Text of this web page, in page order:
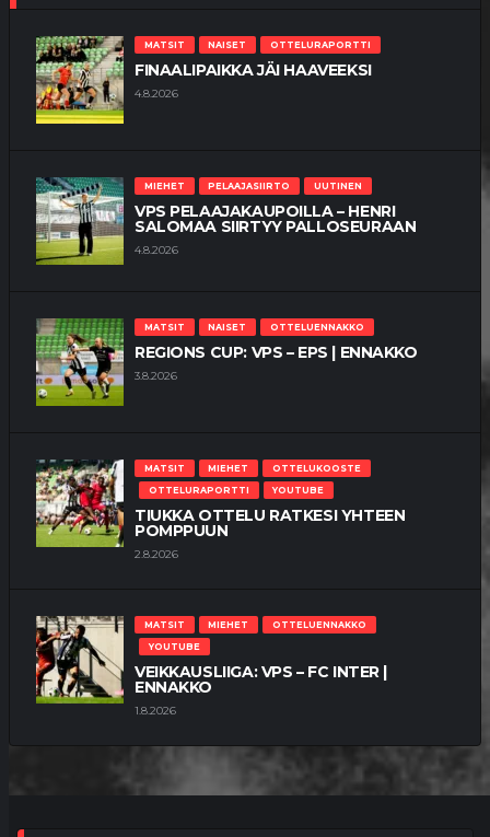
MATSIT NAISET OTTELURAPORTTI
FINAALIPAIKKA JÄI HAAVEEKSI
4.8.2026
MIEHET PELAAJASIIRTO UUTINEN
VPS PELAAJAKAUPOILLA – HENRI
SALOMAA SIIRTYY PALLOSEURAAN
4.8.2026
MATSIT NAISET OTTELUENNAKKO
REGIONS CUP: VPS – EPS | ENNAKKO
3.8.2026
MATSIT MIEHET
OTTELUKOOSTE
OTTELURAPORTTI
YOUTUBE
TIUKKA OTTELU RATKESI YHTEEN
POMPPUUN
2.8.2026
MATSIT MIEHET
OTTELUENNAKKO
YOUTUBE
VEIKKAUSLIIGA: VPS – FC INTER |
ENNAKKO
1.8.2026